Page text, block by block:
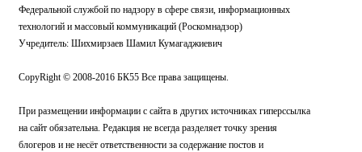
Федеральной службой по надзору в сфере связи, информационных
технологий и массовый коммуникаций (Роскомнадзор)
Учредитель: Шихмирзаев Шамил Кумагаджиевич
CopyRight © 2008-2016 БК55 Все права защищены.
При размещении информации с сайта в других источниках гиперссылка
на сайт обязательна. Редакция не всегда разделяет точку зрения
блогеров и не несёт ответственности за содержание постов и